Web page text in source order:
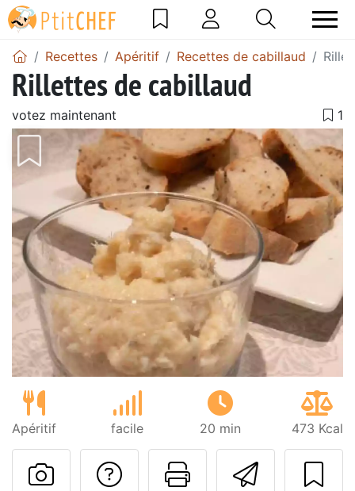
Recettes Apéritif Recettes de cabillaud
Rillettes de cabillaud
votez maintenant
Apéritif facile 20 min 473 Kcal
Imprimer
Poser une